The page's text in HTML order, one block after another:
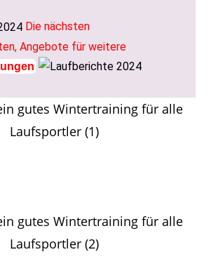
Die nächsten
Angebote für weitere